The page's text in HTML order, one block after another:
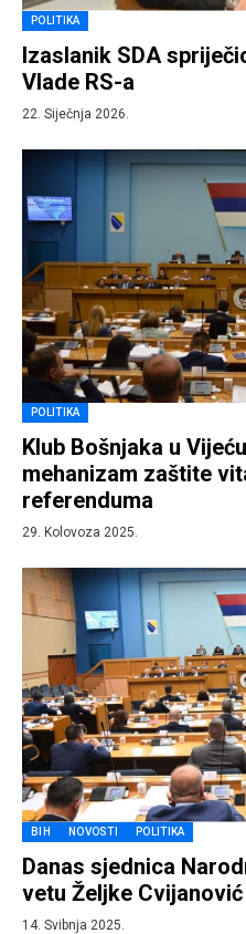
POLITIKA
Izaslanik SDA
Vlade RS-a
22. Siječnja 2026.
POLITIKA
Klub Bošnjaka u
mehanizam zaštite
referenduma
29. Kolovoza 2025.
BIH NOVOSTI POLITIKA
Danas sjednica
vetu Željke Cvijanović
14. Svibnja 2025.